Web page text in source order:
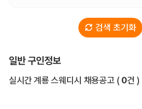
검색 초기화
일반 구인정보
실시간 계룡 스웨디시 채용공고 전체 목록
( 0건 )